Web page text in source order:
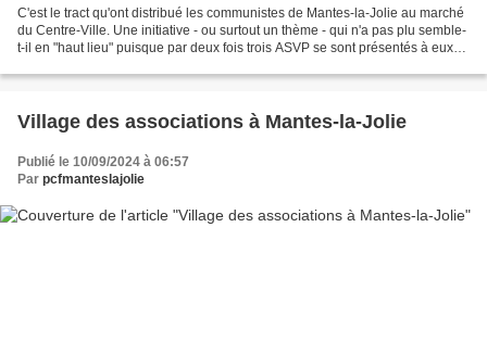
C'est le tract qu'ont distribué les communistes de Mantes-la-Jolie au marché
du Centre-Ville. Une initiative - ou surtout un thème - qui n'a pas plu semble-
t-il en "haut lieu" puisque par deux fois trois ASVP se sont présentés à eux
Village des associations à Mantes-la-Jolie
Publié le 10/09/2024 à 06:57
Par pcfmanteslajolie